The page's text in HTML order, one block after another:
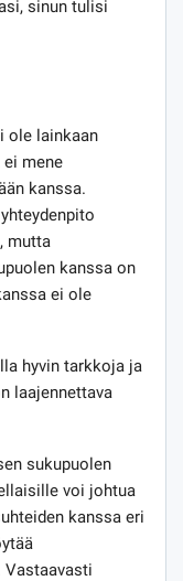
sinun tulisi
ole lainkaan
mene
kanssa.
mutta
kanssa on
ei ole
hyvin tarkkoja ja
laajennettava
sukupuolen
voi johtua
kanssa eri
Vastaavasti